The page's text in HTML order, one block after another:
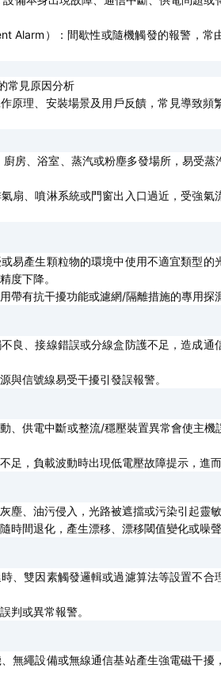
Alarm）：間歇性或隨機觸發的報警，常
常見原因分析
原理、安裝場景及用戶反饋，常見導致頻
房、浴室、蒸汽或粉塵多發場所，易受蒸
扇、噴淋系統或門窗出入口過近，受強氣
易產生顆粒物的環境中使用不適宜類型的
度下降。
帶有抗干擾功能或濾網/隔離措施的專用探
良、接線錯誤或分線盒防護不足，造成通
與信號線易受干擾引發誤報警。
、供電中斷或整流/穩壓裝置異常會使主機
足，負載波動時出現低電壓故障提示，進
塵、油污侵入，光路被遮擋或污染引起靈敏
時間退化，產生漂移、漂移閾值變化或噪聲
、雙因素觸發邏輯或過濾算法等設置不合
判或異常報警。
無繩設備或無線通信基站產生強電磁干擾